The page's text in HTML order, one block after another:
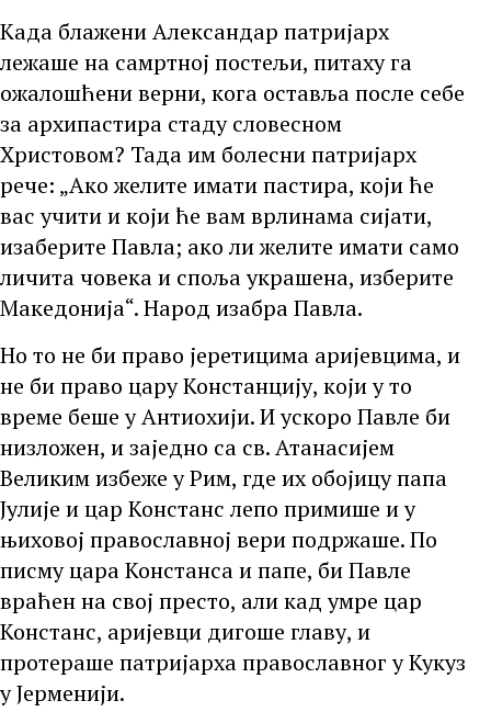
Када блажени Александар патријарх
лежаше на самртној постељи, питаху га
ожалошћени верни, кога оставља после себе
за архипастира стаду словесном
Христовом? Тада им болесни патријарх
рече: „Ако желите имати пастира, који ће
вас учити и који ће вам врлинама сијати,
изаберите Павла; ако ли желите имати само
личита човека и споља украшена, изберите
Македонија“. Народ изабра Павла.
Но то не би право јеретицима аријевцима, и
не би право цару Констанцију, који у то
време беше у Антиохији. И ускоро Павле би
низложен, и заједно са св. Атанасијем
Великим избеже у Рим, где их обојицу папа
Јулије и цар Констанс лепо примише и у
њиховој православној вери подржаше. По
писму цара Констанса и папе, би Павле
враћен на свој престо, али кад умре цар
Констанс, аријевци дигоше главу, и
протераше патријарха православног у Кукуз
у Јерменији.